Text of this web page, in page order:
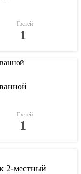
Гостей
1
Гостей
1
2-местный